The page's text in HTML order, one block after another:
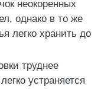
неокоренных
однако в то же
легко хранить до
труднее
устраняется